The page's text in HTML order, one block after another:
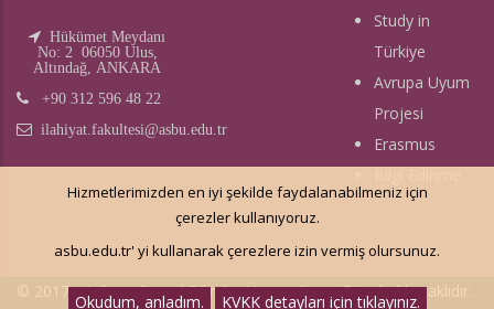
Hükümet Meydanı
No: 2 06050 Ulus,
Altındağ, ANKARA
+90 312 596 48 22
ilahiyat.fakultesi@asbu.edu.tr
Study in
Türkiye
Avrupa Uyum
Projesi
Erasmus
© 2017 - Ankara Sosyal Bilimler Üniversitesi - Tüm hakkı saklıdır.
Hizmetlerimizden en iyi şekilde faydalanabilmeniz için
çerezler kullanıyoruz.
asbu.edu.tr' yi kullanarak çerezlere izin vermiş olursunuz.
Okudum, anladım. KVKK detayları için tıklayınız.